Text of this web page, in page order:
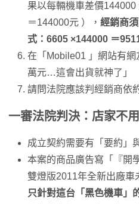
果以每輛機車差價
＝144000元 ）， 經銷商
式：6605 ×144000 ＝
在「Mobile01 」網站有
萬元…這會出貨就神了」
請問法院應該判經銷商依
一審法院判決：店家不
成立契約需要有「要約」
本案的商品廣告寫「『開
雙燈版2011年全新出廠車
只針對這台「黑色機車」